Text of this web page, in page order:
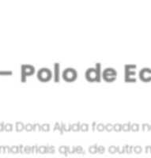
Polo de
Dona Ajuda focada
que, de outro